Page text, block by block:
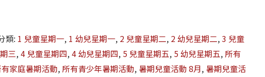
類: 1 兒童星期一, 1 幼兒星期一, 2 兒童星期二, 2 幼兒星期二,3 兒童
三,4 兒童星期四,4 幼兒星期四, 5 兒童星期五, 5 幼兒星期五,所有
家庭暑期活動,所有青少年暑期活動, 暑期兒童活動 8月, 暑期兒童活